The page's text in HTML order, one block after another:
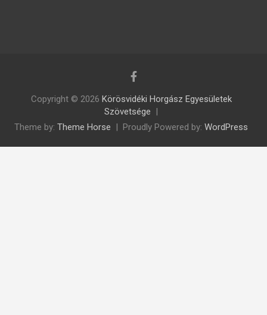
Copyright © 2026 Körösvidéki Horgász Egyesületek
Szövetsége
Theme by: Theme Horse Proudly Powered by: WordPress